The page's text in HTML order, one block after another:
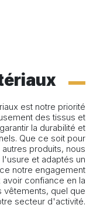
est notre priorité
des tissus et
la durabilité et
Que ce soit pour
produits, nous
et adaptés un
notre engagement
confiance en la
vêtements, quel que
secteur d'activité.